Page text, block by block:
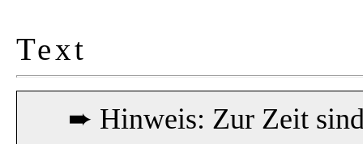
Text
➨ Hinweis: Zur Zeit